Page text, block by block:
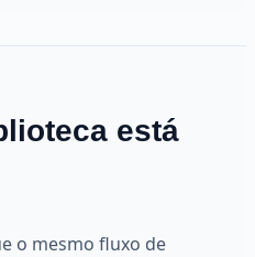
está
o mesmo fluxo de